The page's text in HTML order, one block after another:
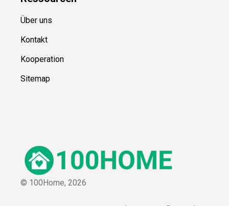
Über uns
Kontakt
Kooperation
Sitemap
© 100Home, 2026